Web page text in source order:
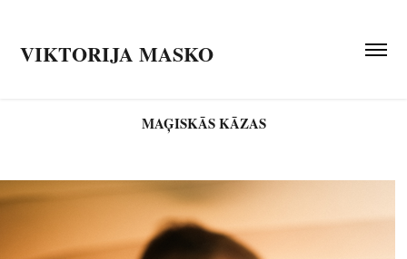
VIKTORIJA MASKO
MAĢISKĀS KĀZAS